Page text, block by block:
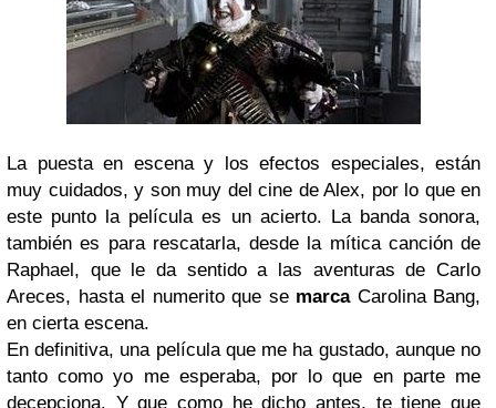
La puesta en escena y los efectos especiales, están
muy cuidados, y son muy del cine de Alex, por lo que en
este punto la película es un acierto. La banda sonora,
también es para rescatarla, desde la mítica canción de
Raphael, que le da sentido a las aventuras de Carlo
Areces, hasta el numerito que se marcaCarolina Bang,
en cierta escena.
En definitiva, una película que me ha gustado, aunque no
tanto como yo me esperaba, por lo que en parte me
decepciona. Y que como he dicho antes, te tiene que